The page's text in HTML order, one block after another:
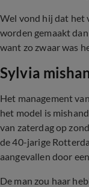
Wel vond hij dat het
worden gemaakt
want zo zwaar was
Sylvia
Het management
het model is
van zaterdag op
de 40-jarige
aangevallen door
De man zou haar